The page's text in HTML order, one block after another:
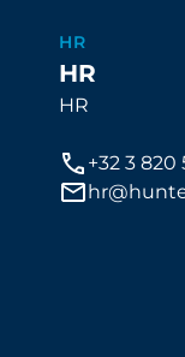
HR
HR
HR
+32 3 820